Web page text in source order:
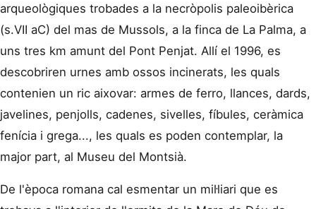
arqueològiques trobades a la necròpolis paleoibèrica
(s.VII aC) del mas de Mussols, a la finca de La Palma, a
uns tres km amunt del Pont Penjat. Allí el 1996, es
descobriren urnes amb ossos incinerats, les quals
contenien un ric aixovar: armes de ferro, llances, dards,
javelines, penjolls, cadenes, sivelles, fíbules, ceràmica
fenícia i grega..., les quals es poden contemplar, la
major part, al Museu del Montsià.
De l'època romana cal esmentar un mil·liari que es